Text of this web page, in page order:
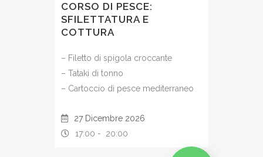
CORSO DI PESCE:
SFILETTATURA E
COTTURA
– Filetto di spigola croccante
– Tataki di tonno
– Cartoccio di pesce mediterraneo
27 Dicembre 2026
17:00 - 20:00